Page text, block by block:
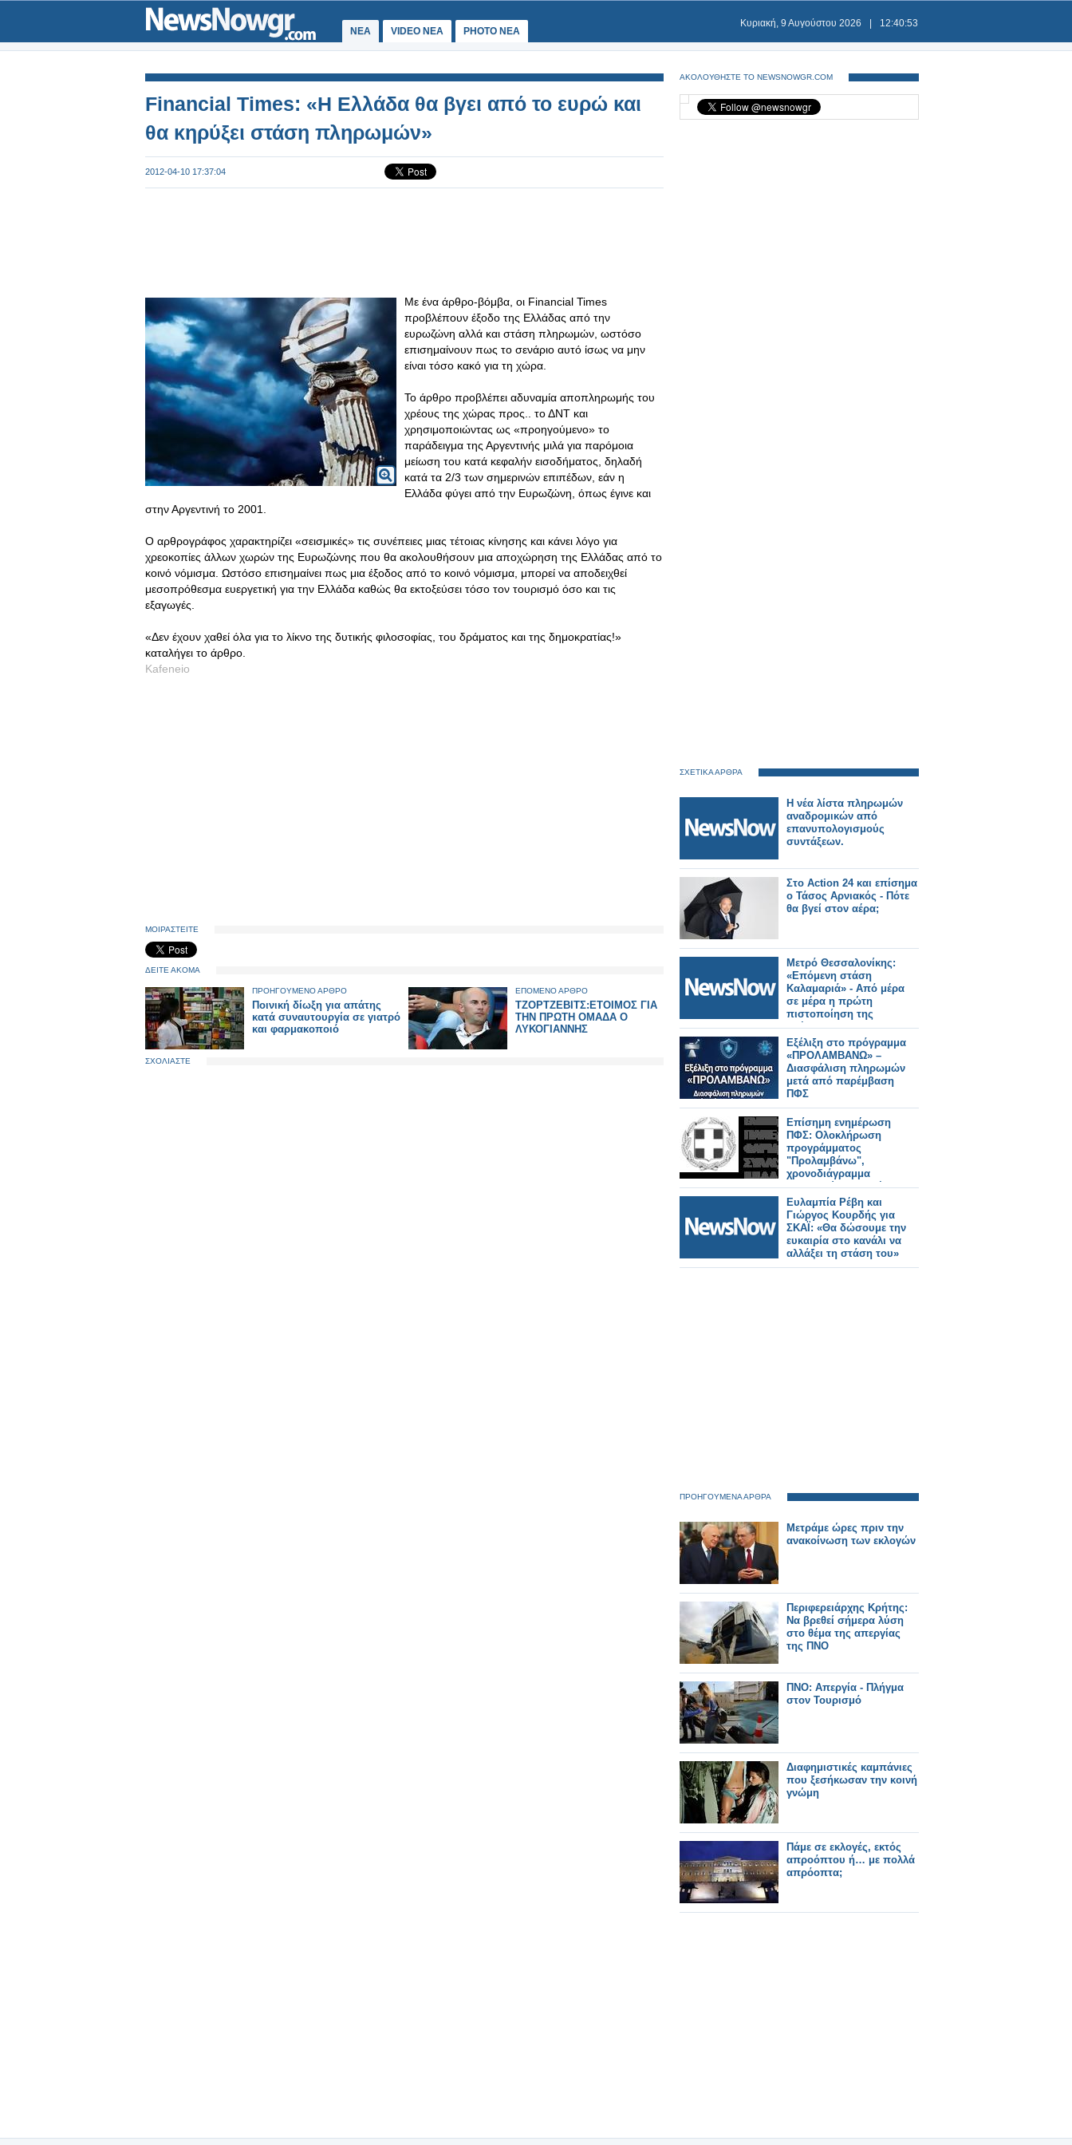
ΝΕΑ VIDEO NEA PHOTO NEA
Κυριακή, 9 Αυγούστου 2026 12:40:53
Financial Times: «Η Ελλάδα θα βγει από το ευρώ και
θα κηρύξει στάση πληρωμών»
2012-04-10 17:37:04
Με ένα άρθρο-βόμβα, οι Financial Times
προβλέπουν έξοδο της Ελλάδας από την
ευρωζώνη αλλά και στάση πληρωμών, ωστόσο
επισημαίνουν πως το σενάριο αυτό ίσως να μην
είναι τόσο κακό για τη χώρα.
Το άρθρο προβλέπει αδυναμία αποπληρωμής του
χρέους της χώρας προς.. το ΔΝΤ και
χρησιμοποιώντας ως «προηγούμενο» το
παράδειγμα της Αργεντινής μιλά για παρόμοια
μείωση του κατά κεφαλήν εισοδήματος, δηλαδή
κατά τα 2/3 των σημερινών επιπέδων, εάν η
Ελλάδα φύγει από την Ευρωζώνη, όπως έγινε και
στην Αργεντινή το 2001.
Ο αρθρογράφος χαρακτηρίζει «σεισμικές» τις συνέπειες μιας τέτοιας κίνησης και κάνει λόγο για
χρεοκοπίες άλλων χωρών της Ευρωζώνης που θα ακολουθήσουν μια αποχώρηση της Ελλάδας από το
κοινό νόμισμα. Ωστόσο επισημαίνει πως μια έξοδος από το κοινό νόμισμα, μπορεί να αποδειχθεί
μεσοπρόθεσμα ευεργετική για την Ελλάδα καθώς θα εκτοξεύσει τόσο τον τουρισμό όσο και τις
εξαγωγές.
«Δεν έχουν χαθεί όλα για το λίκνο της δυτικής φιλοσοφίας, του δράματος και της δημοκρατίας!»
καταλήγει το άρθρο.
Kafeneio
ΜΟΙΡΑΣΤΕΙΤΕ
ΔΕΙΤΕ ΑΚΟΜΑ
ΠΡΟΗΓΟΥΜΕΝΟ ΑΡΘΡΟ
Ποινική δίωξη για απάτης
κατά συναυτουργία σε γιατρό
και φαρμακοποιό
ΕΠΟΜΕΝΟ ΑΡΘΡΟ
ΤΖΟΡΤΖΕΒΙΤΣ:ΕΤΟΙΜΟΣ ΓΙΑ
ΤΗΝ ΠΡΩΤΗ ΟΜΑΔΑ Ο
ΛΥΚΟΓΙΑΝΝΗΣ
ΣΧΟΛΙΑΣΤΕ
ΑΚΟΛΟΥΘΗΣΤΕ ΤΟ NEWSNOWGR.COM
ΣΧΕΤΙΚΑ ΑΡΘΡΑ
Η νέα λίστα πληρωμών
αναδρομικών από
επανυπολογισμούς
συντάξεων.
Στο Action 24 και επίσημα
ο Τάσος Αρνιακός - Πότε
θα βγεί στον αέρα;
Μετρό Θεσσαλονίκης:
«Επόμενη στάση
Καλαμαριά» - Από μέρα
σε μέρα η πρώτη
πιστοποίηση της
επέκτασης.
Εξέλιξη στο πρόγραμμα
«ΠΡΟΛΑΜΒΑΝΩ» –
Διασφάλιση πληρωμών
μετά από παρέμβαση
ΠΦΣ
Επίσημη ενημέρωση
ΠΦΣ: Ολοκλήρωση
προγράμματος
"Προλαμβάνω",
χρονοδιάγραμμα
πληρωμών - εκτελέσεων
Ευλαμπία Ρέβη και
Γιώργος Κουρδής για
ΣΚΑΪ: «Θα δώσουμε την
ευκαιρία στο κανάλι να
αλλάξει τη στάση του»
ΠΡΟΗΓΟΥΜΕΝΑ ΑΡΘΡΑ
Μετράμε ώρες πριν την
ανακοίνωση των εκλογών
Περιφερειάρχης Κρήτης:
Να βρεθεί σήμερα λύση
στο θέμα της απεργίας
της ΠΝΟ
ΠΝΟ: Απεργία - Πλήγμα
στον Τουρισμό
Διαφημιστικές καμπάνιες
που ξεσήκωσαν την κοινή
γνώμη
Πάμε σε εκλογές, εκτός
απροόπτου ή… με πολλά
απρόοπτα;